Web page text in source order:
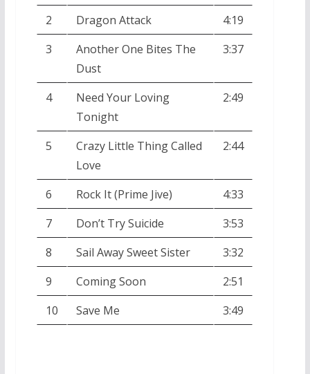
2
Dragon Attack
4:19
3
Another One Bites The
Dust
3:37
4
Need Your Loving
Tonight
2:49
5
Crazy Little Thing Called
Love
2:44
6 Rock It (Prime Jive)
4:33
7
Don’t Try Suicide
3:53
8
Sail Away Sweet Sister
3:32
9
Coming Soon
2:51
10
Save Me 3:49